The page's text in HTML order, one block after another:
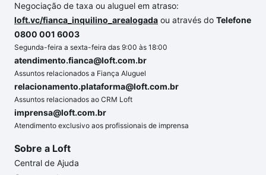
Negociação de taxa ou aluguel em atraso:
loft.vc/fianca_inquilino_arealogada ou através do Telefone
0800 001 6003
Segunda-feira a sexta-feira das 9:00 às 18:00
atendimento.fianca@loft.com.br
Assuntos relacionados a Fiança Aluguel
relacionamento.plataforma@loft.com.br
Assuntos relacionados ao CRM Loft
imprensa@loft.com.br
Atendimento exclusivo aos profissionais de imprensa
Sobre a Loft
Central de Ajuda